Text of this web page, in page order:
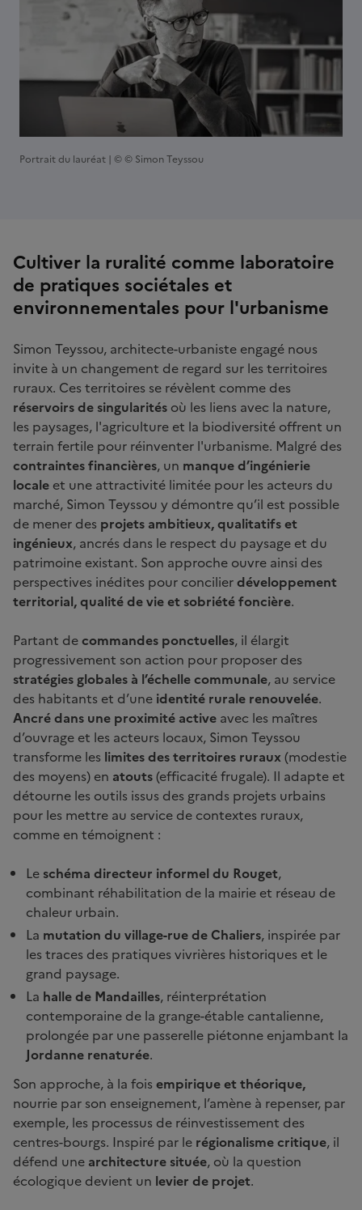
Portrait du lauréat | © © Simon Teyssou
Cultiver la ruralité comme laboratoire
de pratiques sociétales et
environnementales pour l'urbanisme
Simon Teyssou, architecte-urbaniste engagé nous
invite à un changement de regard sur les territoires
ruraux. Ces territoires se révèlent comme des
réservoirs de singularités où les liens avec la nature,
les paysages, l'agriculture et la biodiversité offrent un
terrain fertile pour réinventer l'urbanisme. Malgré des
contraintes financières, un manque d’ingénierie
locale et une attractivité limitée pour les acteurs du
marché, Simon Teyssou y démontre qu’il est possible
de mener des projets ambitieux, qualitatifs et
ingénieux, ancrés dans le respect du paysage et du
patrimoine existant. Son approche ouvre ainsi des
perspectives inédites pour concilierdéveloppement
territorial, qualité de vie et sobriété foncière.
Partant decommandes ponctuelles, il élargit
progressivement son action pour proposer des
stratégies globales à l’échelle communale, au service
des habitants et d’une identité rurale renouvelée.
Ancré dans une proximité active avec les maîtres
d’ouvrage et les acteurs locaux, Simon Teyssou
transforme les limites des territoires ruraux(modestie
des moyens) en atouts(efficacité frugale). Il adapte et
détourne les outils issus des grands projets urbains
pour les mettre au service de contextes ruraux,
comme en témoignent :
Le schéma directeur informel du Rouget,
combinant réhabilitation de la mairie et réseau de
chaleur urbain.
La mutation du village-rue de Chaliers, inspirée par
les traces des pratiques vivrières historiques et le
grand paysage.
La halle de Mandailles, réinterprétation
contemporaine de la grange-étable cantalienne,
prolongée par une passerelle piétonne enjambant la
Jordanne renaturée.
Son approche, à la foisempirique et théorique,
nourrie par son enseignement, l’amène à repenser, par
exemple, les processus de réinvestissement des
centres-bourgs. Inspiré par le régionalisme critique, il
défend une architecture située, où la question
écologique devient un levier de projet.